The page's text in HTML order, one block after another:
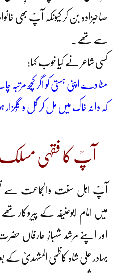
صاحبزادہ بن کر کیونکہ آپؒ بھی
سے تھے۔
کسی شاعر نے کیا خوب کہا:
مٹا دے اپنی ہستی کو اگر کچھ مرتبہ
کہ دانہ خاک میں مل کر گُل و گُلزار
آپؒ کا فقہی مسلک
آپؒ اہل سنت والجماعت سے
میں امام ابوحنیفہ کے پیروکار
اور اپنے مرشد شہبازِ عارفاں حضرت
بہادر علی شاہ کاظمی المشہدیؒ کے